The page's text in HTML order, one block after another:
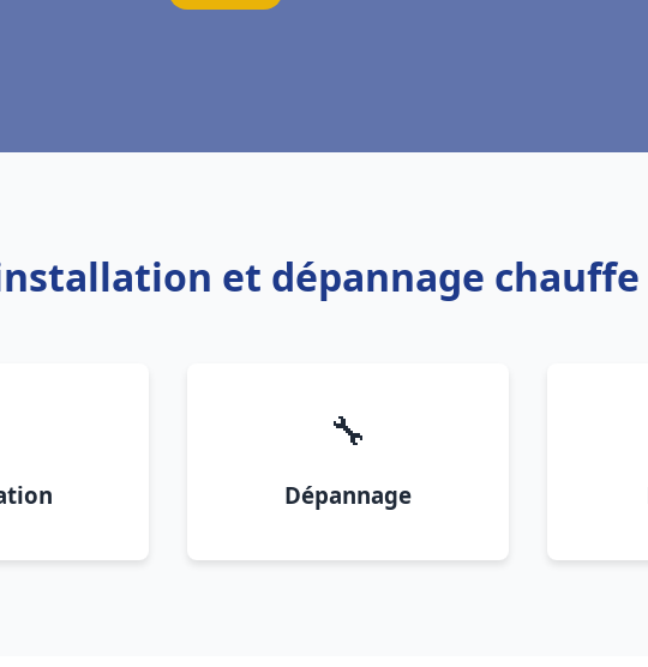
et dépannage
🔧
Dépannage